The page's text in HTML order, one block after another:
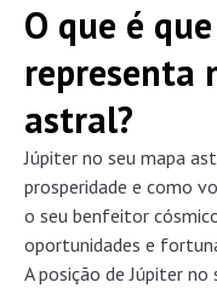
O que é
representa
astral?
Júpiter no seu mapa
prosperidade e como
o seu benfeitor
oportunidades e
A posição de Júpiter